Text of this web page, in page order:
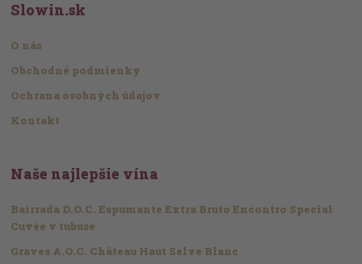
Slowin.sk
O nás
Obchodné podmienky
Ochrana osobných údajov
Kontakt
Naše najlepšie vína
Bairrada D.O.C. Espumante Extra Bruto Encontro Special
Cuvée v tubuse
Graves A.O.C. Château Haut Selve Blanc